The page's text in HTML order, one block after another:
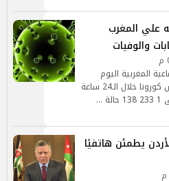
علي المغرب
والوفيات
المغربية اليوم
الأربعاء 3043 إصابة جديدة بفيروس كورونا خلال الـ24 ساعة
يطمئن هاتفيًا